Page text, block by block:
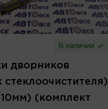
В наличии
дворников
стеклоочистителя)
(комплект